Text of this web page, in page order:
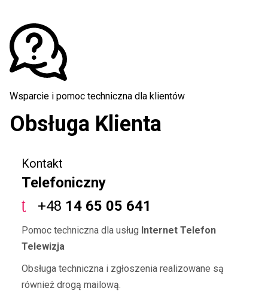
Wsparcie i pomoc techniczna dla klientów
Obsługa Klienta
Kontakt
Telefoniczny
+48 14 65 05 641
Pomoc techniczna dla usług Internet Telefon
Telewizja
Obsługa techniczna i zgłoszenia realizowane są
również drogą mailową.